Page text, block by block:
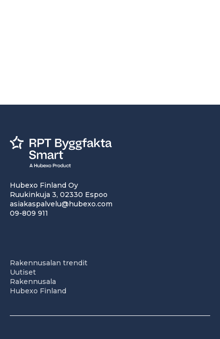
Hubexo Finland Oy
Ruukinkuja 3, 02330 Espoo
asiakaspalvelu@hubexo.com
09-809 911
Rakennusalan trendit
Uutiset
Rakennusala
Hubexo Finland